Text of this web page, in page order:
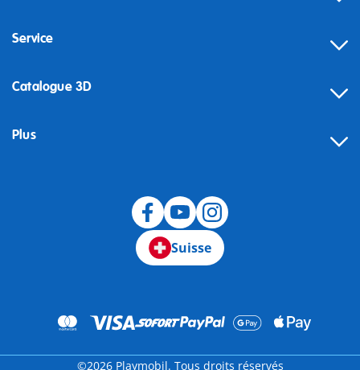
Service
Catalogue 3D
Plus
Suisse
©2026 Playmobil. Tous droits réservés